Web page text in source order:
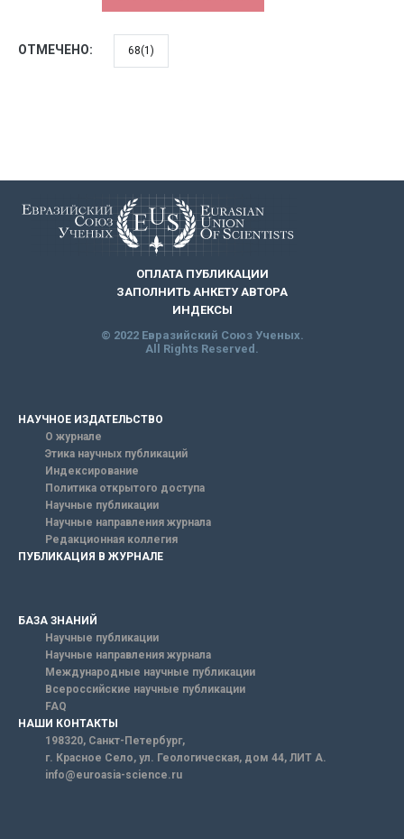
ОТМЕЧЕНО: 68(1)
ОПЛАТА ПУБЛИКАЦИИ
ЗАПОЛНИТЬ АНКЕТУ АВТОРА
ИНДЕКСЫ
© 2022 Евразийский Союз Ученых.
All Rights Reserved.
НАУЧНОЕ ИЗДАТЕЛЬСТВО
О журнале
Этика научных публикаций
Индексирование
Политика открытого доступа
Научные публикации
Научные направления журнала
Редакционная коллегия
ПУБЛИКАЦИЯ В ЖУРНАЛЕ
БАЗА ЗНАНИЙ
Научные публикации
Научные направления журнала
Международные научные публикации
Всероссийские научные публикации
FAQ
НАШИ КОНТАКТЫ
198320, Санкт-Петербург,
г. Красное Село, ул. Геологическая, дом 44, ЛИТ А.
info@euroasia-science.ru